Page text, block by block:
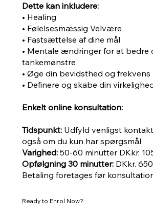
Dette kan inkludere:
• Healing
• Følelsesmæssig Velvære
• Fastsættelse af dine mål
• Mentale ændringer for at bedre
tankemønstre
• Øge din bevidsthed og frekvens
• Definere og skabe din
Enkelt online konsultation:
Tidspunkt:Udfyld venligst
også om du kun har spørgsmål
Varighed:50-60 minutter DKkr.
Opfølgning 30 minutter:DKkr. 650
Betaling foretages før
Ready to Enrol Now?